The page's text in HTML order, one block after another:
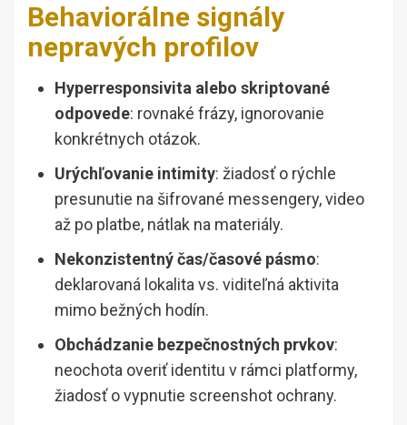
Behaviorálne signály
nepravých profilov
Hyperresponsivita alebo skriptované
odpovede: rovnaké frázy, ignorovanie
konkrétnych otázok.
Urýchľovanie intimity: žiadosť o rýchle
presunutie na šifrované messengery, video
až po platbe, nátlak na materiály.
Nekonzistentný čas/časové pásmo:
deklarovaná lokalita vs. viditeľná aktivita
mimo bežných hodín.
Obchádzanie bezpečnostných prvkov:
neochota overiť identitu v rámci platformy,
žiadosť o vypnutie screenshot ochrany.